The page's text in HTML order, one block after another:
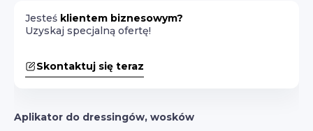
Jesteś klientem biznesowym?
Uzyskaj specjalną ofertę!
Skontaktuj się teraz
Aplikator do dressingów, wosków